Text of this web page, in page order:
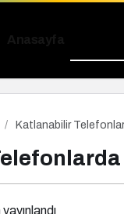
Katlanabilir